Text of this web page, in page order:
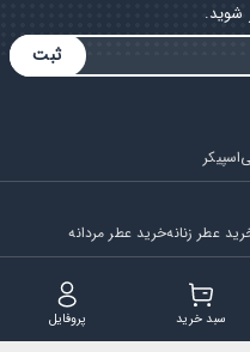
شوید.
ثبت
اسپیکر
عطر زنانهخرید عطر مردانه
متداول پروفایل سبد خرید